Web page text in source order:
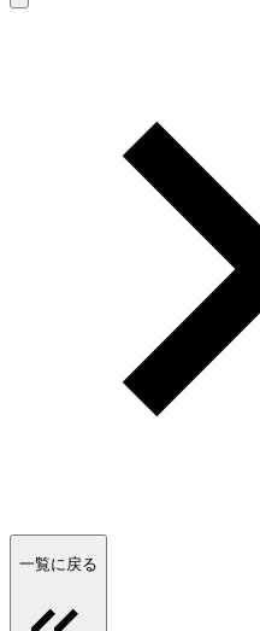
一覧に戻る